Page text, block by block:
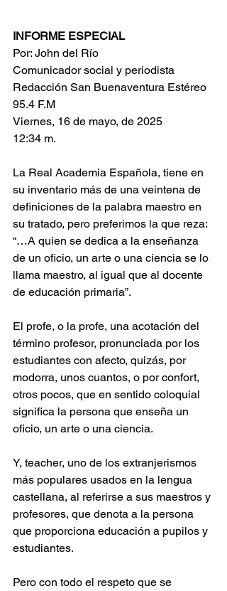
INFORME ESPECIAL
Por: John del Río
Comunicador social y periodista
Redacción San Buenaventura Estéreo
95.4 F.M
Viernes, 16 de mayo, de 2025
12:34 m.
La Real Academia Española, tiene en
su inventario más de una veintena de
definiciones de la palabra maestro en
su tratado, pero preferimos la que reza:
“…A quien se dedica a la enseñanza
de un oficio, un arte o una ciencia se lo
llama maestro, al igual que al docente
de educación primaria”.
El profe, o la profe, una acotación del
término profesor, pronunciada por los
estudiantes con afecto, quizás, por
modorra, unos cuantos, o por confort,
otros pocos, que en sentido coloquial
significa la persona que enseña un
oficio, un arte o una ciencia.
Y, teacher, uno de los extranjerismos
más populares usados en la lengua
castellana, al referirse a sus maestros y
profesores, que denota a la persona
que proporciona educación a pupilos y
estudiantes.
Pero con todo el respeto que se